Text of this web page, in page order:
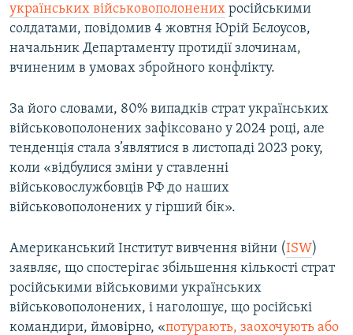
українських військовополонених російськими
солдатами, повідомив 4 жовтня Юрій Бєлоусов,
начальник Департаменту протидії злочинам,
вчиненим в умовах збройного конфлікту.
За його словами, 80% випадків страт українських
військовополонених зафіксовано у 2024 році, але
тенденція стала з’являтися в листопаді 2023 року,
коли «відбулися зміни у ставленні
військовослужбовців РФ до наших
військовополонених у гірший бік».
Американський Інститут вивчення війни (ISW)
заявляє, що спостерігає збільшення кількості страт
російськими військовими українських
військовополонених, і наголошує, що російські
командири, ймовірно, «потурають, заохочують або